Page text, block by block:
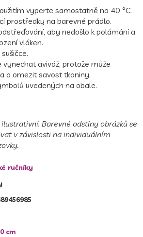
vyperte samostatně na 40 °C.
prostředky na barevné prádlo.
aby nedošlo k polámání a
vláken.
vynechat aviváž, protože může
a omezit savost tkaniny.
uvedených na obale.
Barevné odstíny obrázků se
v závislosti na individuálním
ručníky
cm